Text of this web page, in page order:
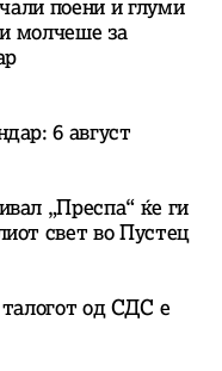
поени и глуми
молчеше за
6 август
„Преспа“ ќе ги
свет во Пустец
од СДС е